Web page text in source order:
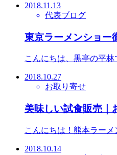
2018.11.13
代表ブログ
東京ラーメンショ
こんにちは、黒亭の平
2018.10.27
お取り寄せ
美味しい試食販売｜
こんにちは！熊本ラー
2018.10.14